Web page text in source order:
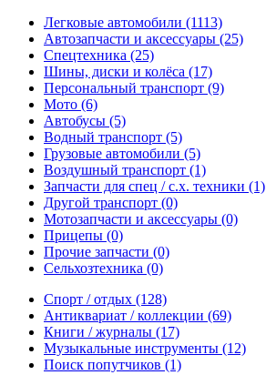
Легковые автомобили (1113)
Автозапчасти и аксессуары (25)
Спецтехника (25)
Шины, диски и колёса (17)
Персональный транспорт (9)
Мото (6)
Автобусы (5)
Водный транспорт (5)
Грузовые автомобили (5)
Воздушный транспорт (1)
Запчасти для спец / с.х. техники (1)
Другой транспорт (0)
Мотозапчасти и аксессуары (0)
Прицепы (0)
Прочие запчасти (0)
Сельхозтехника (0)
Спорт / отдых (128)
Антиквариат / коллекции (69)
Книги / журналы (17)
Музыкальные инструменты (12)
Поиск попутчиков (1)